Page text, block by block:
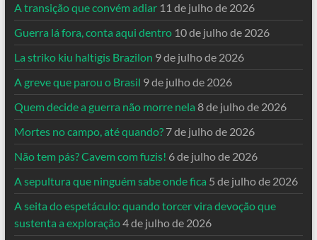
A transição que convém adiar 11 de julho de 2026
Guerra lá fora, conta aqui dentro 10 de julho de 2026
La striko kiu haltigis Brazilon 9 de julho de 2026
A greve que parou o Brasil 9 de julho de 2026
Quem decide a guerra não morre nela 8 de julho de 2026
Mortes no campo, até quando? 7 de julho de 2026
Não tem pás? Cavem com fuzis! 6 de julho de 2026
A sepultura que ninguém sabe onde fica 5 de julho de 2026
A seita do espetáculo: quando torcer vira devoção que
sustenta a exploração4 de julho de 2026